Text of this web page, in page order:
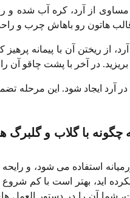
از آرد، کره آب شده و
هاتون رو باهاش چرب و
از ریختن آن با پیمانه
بریزید. در آخر با پشت چاقو آن
آرد ایجاد شود. این مرحله
چگونه با گلاب و
استفاده می شود، و
نکرده اید، بهتر است با کم
آن را در دستور العمل